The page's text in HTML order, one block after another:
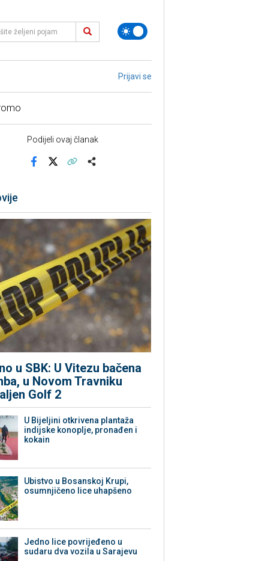
Prijavi se
Podijeli ovaj članak
u SBK: U Vitezu bačena
u Novom Travniku
Golf 2
​U Bijeljini otkrivena plantaža
indijske konoplje, pronađen i
kokain
Ubistvo u Bosanskoj Krupi,
osumnjičeno lice uhapšeno
Јedno lice povrijeđeno u
sudaru dva vozila u Sarajevu